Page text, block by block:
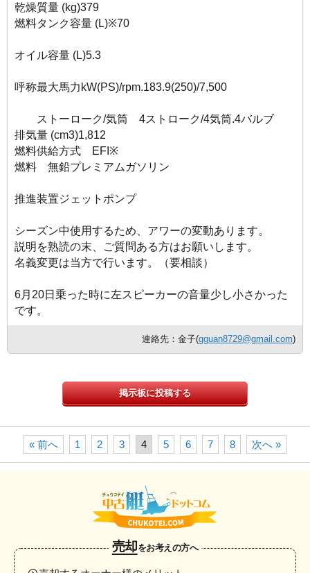
乾燥質量 (kg)379
燃料タンク容量 (L)※70
オイル容量 (L)5.3
呼称最大馬力kW(PS)/rpm.183.9(250)/7,500
ストーローク/気筒 4ストローク/4気筒.4バルブ
排気量 (cm3)1,812
燃料供給方式 EFI※
燃料 無鉛プレミアムガソリン
推進装置ジェットポンプ
シーズン中使用するため、アワーの変動あります。
説明を熟読の末、ご質問ある方はお願いします。
名義変更は当方で行います。（要相談）
6月20日乗った時に左スピーカーの音量少し小さかった
です。
連絡先：金子(gguan8729@gmail.com)
掲示板に投稿する
« 前へ 1 2 3 4 5 6 7 8 次へ »
売却をお考えの方へ